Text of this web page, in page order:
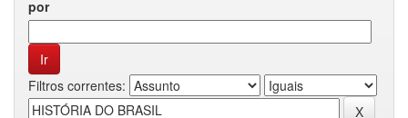
por
Filtros correntes: